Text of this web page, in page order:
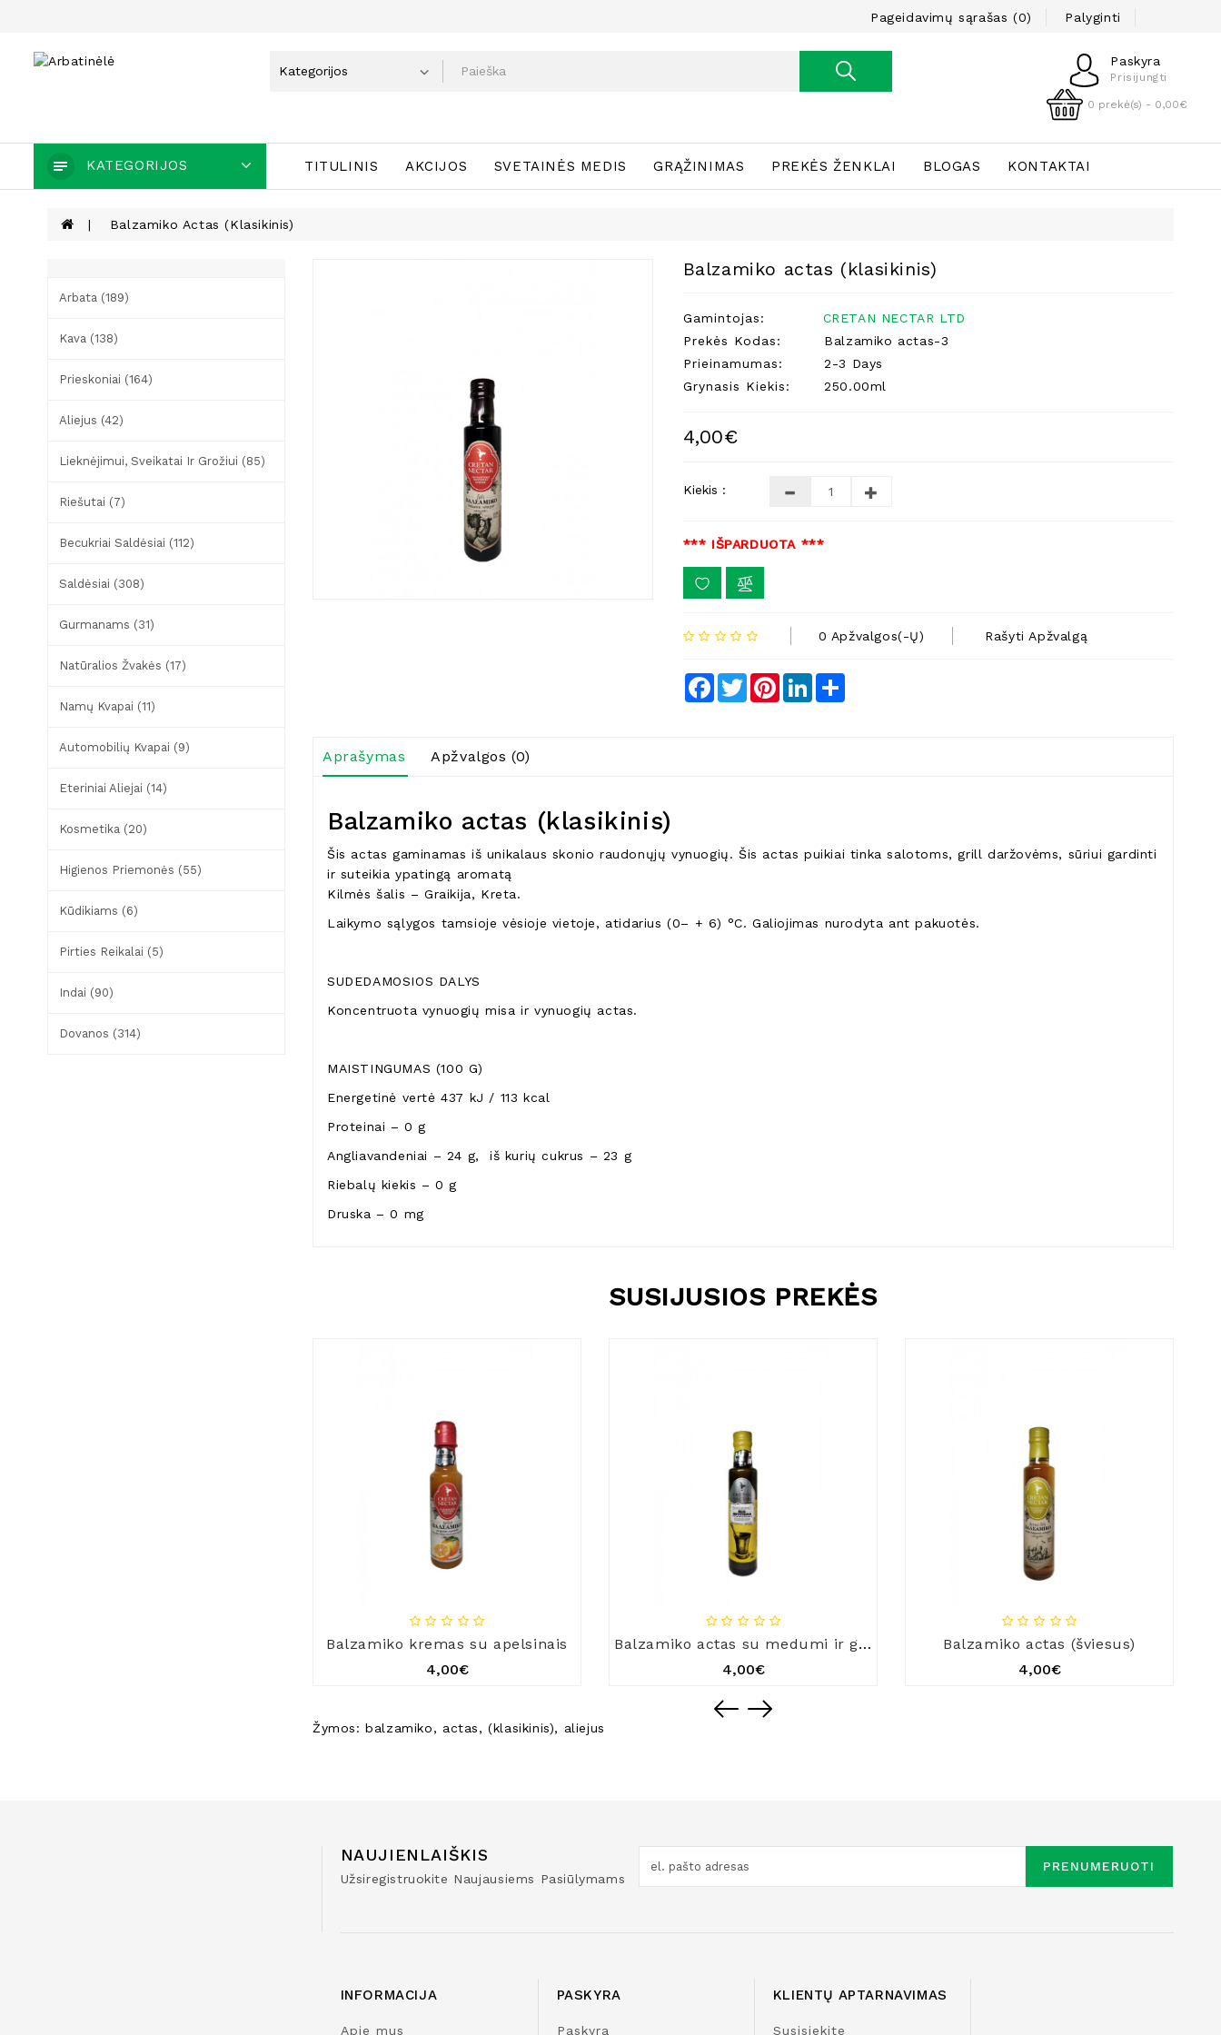
Pageidavimų sąrašas (0) Palyginti
Paskyra
Prisijungti
0 prekė(s) - 0,00€
KATEGORIJOS TITULINIS AKCIJOS SVETAINĖS MEDIS GRĄŽINIMAS PREKĖS ŽENKLAI BLOGAS KONTAKTAI
Balzamiko Actas (klasikinis)
Arbata (189)
Kava (138)
Prieskoniai (164)
Aliejus (42)
Lieknėjimui, Sveikatai Ir Grožiui (85)
Riešutai (7)
Becukriai Saldėsiai (112)
Saldėsiai (308)
Gurmanams (31)
Natūralios Žvakės (17)
Namų Kvapai (11)
Automobilių Kvapai (9)
Eteriniai Aliejai (14)
Kosmetika (20)
Higienos Priemonės (55)
Kūdikiams (6)
Pirties Reikalai (5)
Indai (90)
Dovanos (314)
Balzamiko actas (klasikinis)
Gamintojas:
CRETAN NECTAR LTD
Prekės Kodas:
Balzamiko actas-3
Prieinamumas:
2-3 Days
Grynasis Kiekis:
250.00ml
4,00€
Kiekis :
*** IŠPARDUOTA ***
0 Apžvalgos(-Ų) Rašyti Apžvalgą
Facebook
TwitterPinterestLinkedInShare
Aprašymas Apžvalgos (0)
Balzamiko actas (klasikinis)
Šis actas gaminamas iš unikalaus skonio raudonųjų vynuogių. Šis actas puikiai tinka salotoms, grill daržovėms, sūriui gardinti
ir suteikia ypatingą aromatą
Kilmės šalis – Graikija, Kreta.
Laikymo sąlygos tamsioje vėsioje vietoje, atidarius (0– + 6) °C. Galiojimas nurodyta ant pakuotės.
SUDEDAMOSIOS DALYS
Koncentruota vynuogių misa ir vynuogių actas.
MAISTINGUMAS (100 G)
Energetinė vertė 437 kJ / 113 kcal
Proteinai – 0 g
Angliavandeniai – 24 g, iš kurių cukrus – 23 g
Riebalų kiekis – 0 g
Druska – 0 mg
SUSIJUSIOS PREKĖS
Balzamiko kremas su apelsinais
4,00€
Balzamiko actas su medumi ir garstyčiomis
4,00€
Balzamiko actas (šviesus)
4,00€
Žymos:balzamiko, actas,(klasikinis), aliejus
NAUJIENLAIŠKIS
Užsiregistruokite Naujausiems Pasiūlymams
PRENUMERUOTI
INFORMACIJA
Apie mus
PASKYRA
Paskyra
KLIENTŲ APTARNAVIMAS
Susisiekite